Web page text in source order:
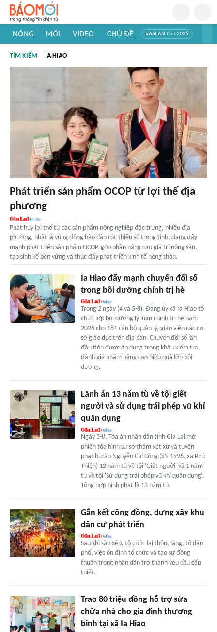
NÓNG MỚI VIDEO CHỦ ĐỀ #ASEAN Cup 2026
#Khám phá thế giới
TÌM KIẾM IA HIAO
Phát triển sản phẩm OCOP từ lợi thế địa
phương
Phát huy lợi thế từ các sản phẩm nông nghiệp đặc trưng, nhiều địa
phương, nhất là vùng đồng bào dân tộc thiểu số trong tỉnh, đang đẩy
mạnh phát triển sản phẩm OCOP, góp phần nâng cao giá trị nông sản,
tạo sinh kế bền vững và thúc đẩy phát triển kinh tế nông thôn.
Ia Hiao đẩy mạnh chuyển đổi số
trong bồi dưỡng chính trị hè
Trong 2 ngày (4 và 5-8), Đảng ủy xã Ia Hiao tổ
chức lớp bồi dưỡng lý luận chính trị hè năm
2026 cho 181 cán bộ quản lý, giáo viên các cơ
sở giáo dục trên địa bàn. Chuyển đổi số lần
đầu tiên được áp dụng trong khâu kiểm tra,
đánh giá nhằm nâng cao hiệu quả lớp bồi
dưỡng.
Lãnh án 13 năm tù về tội giết
người và sử dụng trái phép vũ khí
quân dụng
Ngày 5-8, Tòa án nhân dân tỉnh Gia Lai mở
phiên tòa hình sự sơ thẩm xét xử và tuyên
phạt bị cáo Nguyễn Chí Công (SN 1996, xã Phú
Thiện) 12 năm tù về tội 'Giết người' và 1 năm
tù về tội 'Sử dụng trái phép vũ khí quân dụng'.
Tổng hợp hình phạt là 13 năm tù.
Gắn kết cộng đồng, dựng xây khu
dân cư phát triển
Sau khi sắp xếp, tổ chức lại thôn, làng, tổ dân
phố, việc ổn định tổ chức và tạo sự đồng
thuận trong nhân dân trở thành yêu cầu cấp
thiết.
Trao 80 triệu đồng hỗ trợ sửa
chữa nhà cho gia đình thương
binh tại xã Ia Hiao